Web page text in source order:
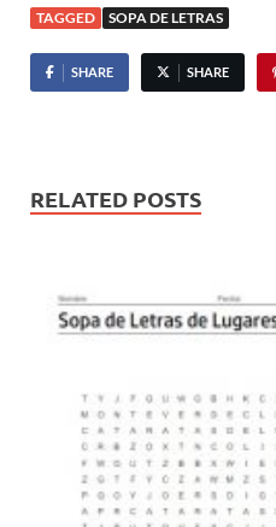
TAGGED SOPA DE LETRAS
SHARE SHARE
RELATED POSTS